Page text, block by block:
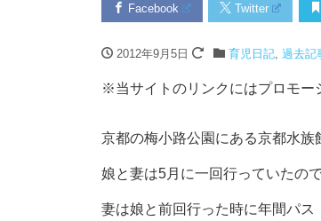
Facebook Twitter
2012年9月5日 育児日記, 過去記
※当サイトのリンクにはプロモー
京都の梅小路公園にある京都水族
娘と妻は5月に一回行っていたの
妻は娘と前回行った時に年間パ